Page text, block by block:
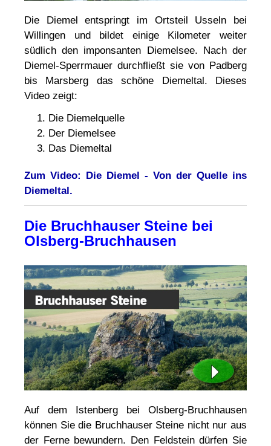
Die Diemel entspringt im Ortsteil Usseln bei
Willingen und bildet einige Kilometer weiter
südlich den imponsanten Diemelsee. Nach der
Diemel-Sperrmauer durchfließt sie von Padberg
bis Marsberg das schöne Diemeltal. Dieses
Video zeigt:
Die Diemelquelle
Der Diemelsee
Das Diemeltal
Zum Video: Die Diemel - Von der Quelle ins
Diemeltal.
Die Bruchhauser Steine bei
Olsberg-Bruchhausen
Auf dem Istenberg bei Olsberg-Bruchhausen
können Sie die Bruchhauser Steine nicht nur aus
der Ferne bewundern. Den Feldstein dürfen Sie